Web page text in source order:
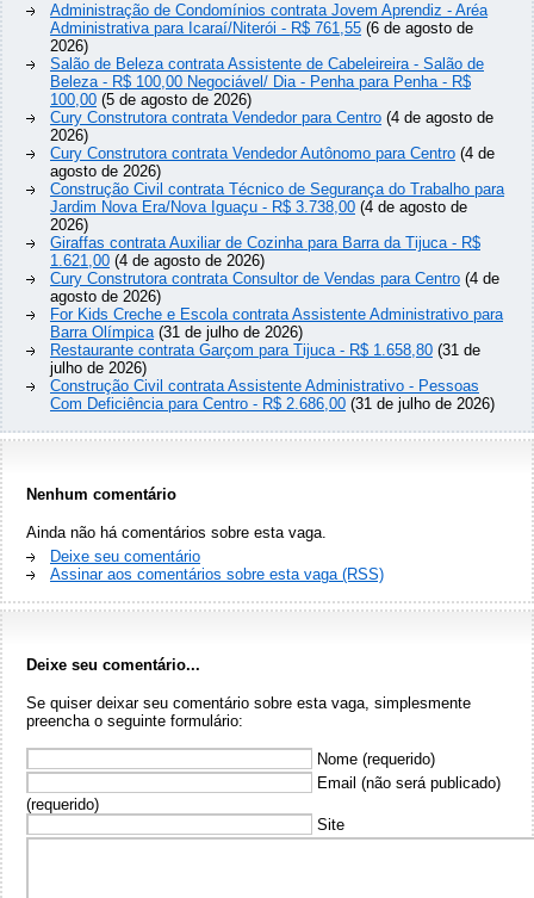
Administração de Condomínios contrata Jovem Aprendiz - Aréa
Administrativa para Icaraí/Niterói - R$ 761,55 (6 de agosto de
2026)
Salão de Beleza contrata Assistente de Cabeleireira - Salão de
Beleza - R$ 100,00 Negociável/ Dia - Penha para Penha - R$
100,00 (5 de agosto de 2026)
Cury Construtora contrata Vendedor para Centro (4 de agosto de
2026)
Cury Construtora contrata Vendedor Autônomo para Centro (4 de
agosto de 2026)
Construção Civil contrata Técnico de Segurança do Trabalho para
Jardim Nova Era/Nova Iguaçu - R$ 3.738,00 (4 de agosto de
2026)
Giraffas contrata Auxiliar de Cozinha para Barra da Tijuca - R$
1.621,00 (4 de agosto de 2026)
Cury Construtora contrata Consultor de Vendas para Centro (4 de
agosto de 2026)
For Kids Creche e Escola contrata Assistente Administrativo para
Barra Olímpica(31 de julho de 2026)
Restaurante contrata Garçom para Tijuca - R$ 1.658,80 (31 de
julho de 2026)
Construção Civil contrata Assistente Administrativo - Pessoas
Com Deficiência para Centro - R$ 2.686,00 (31 de julho de 2026)
Nenhum comentário
Ainda não há comentários sobre esta vaga.
Deixe seu comentário
Assinar aos comentários sobre esta vaga (RSS)
Deixe seu comentário...
Se quiser deixar seu comentário sobre esta vaga, simplesmente
preencha o seguinte formulário:
Nome (requerido)
Email (não será publicado)
(requerido)
Site